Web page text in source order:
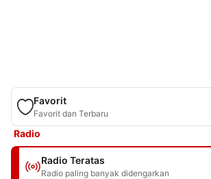
Favorit
Favorit dan Terbaru
Radio
Radio Teratas
Radio paling banyak didengarkan